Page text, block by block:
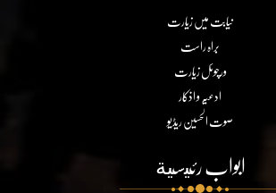
نیابت میں زیارت
براہ راست
ورچوئل زیارت
ادعیہ و اذکار
صوت الحسین ریڈیو
ابواب رئيسية